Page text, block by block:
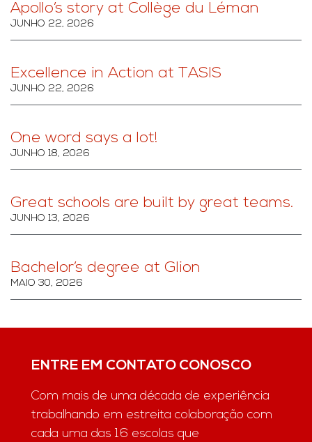
Apollo’s story at Collège du Léman
JUNHO 22, 2026
Excellence in Action at TASIS
JUNHO 22, 2026
One word says a lot!
JUNHO 18, 2026
Great schools are built by great teams.
JUNHO 13, 2026
Bachelor’s degree at Glion
MAIO 30, 2026
ENTRE EM CONTATO CONOSCO
Com mais de uma década de experiência
trabalhando em estreita colaboração com
cada uma das 16 escolas que